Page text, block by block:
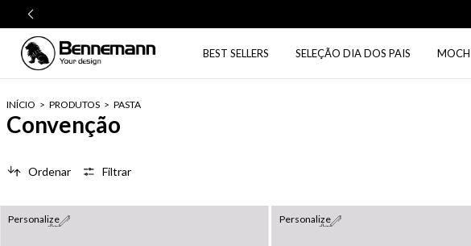
BEST SELLERS SELEÇÃO DIA DOS PAIS
INÍCIO > PRODUTOS > PASTA
Convenção
Ordenar Filtrar
Personalize Personalize